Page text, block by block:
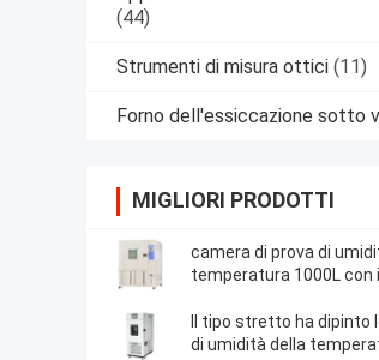
(44)
Strumenti di misura ottici (11)
Forno dell'essiccazione sotto
MIGLIORI PRODOTTI
camera di prova di
temperatura 1000L con il
Il tipo stretto ha dipinto
di umidità della